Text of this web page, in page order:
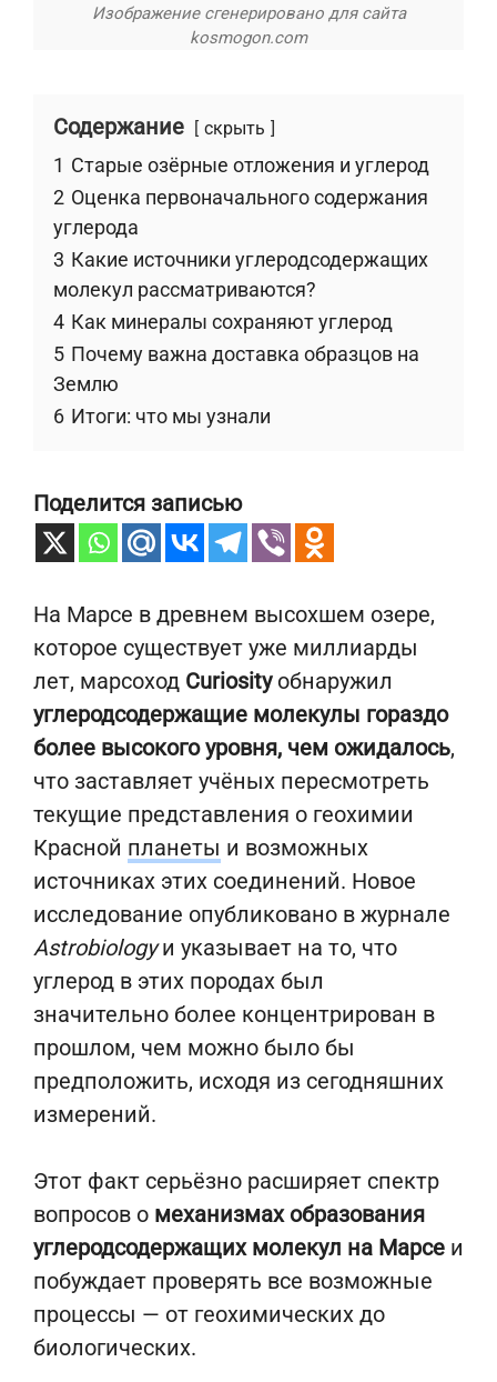
Изображение сгенерировано для сайта
kosmogon.com
Содержание скрыть
1 Старые озёрные отложения и углерод
2 Оценка первоначального содержания
углерода
3 Какие источники углеродсодержащих
молекул рассматриваются?
4 Как минералы сохраняют углерод
5 Почему важна доставка образцов на
Землю
6 Итоги: что мы узнали
Поделится записью
На Марсе в древнем высохшем озере,
которое существует уже миллиарды
лет, марсоход Curiosityобнаружил
углеродсодержащие молекулы гораздо
более высокого уровня, чем ожидалось,
что заставляет учёных пересмотреть
текущие представления о геохимии
Красной планеты и возможных
источниках этих соединений. Новое
исследование опубликовано в журнале
Astrobiologyи указывает на то, что
углерод в этих породах был
значительно более концентрирован в
прошлом, чем можно было бы
предположить, исходя из сегодняшних
измерений.
Этот факт серьёзно расширяет спектр
вопросов о механизмах образования
углеродсодержащих молекул на Марсе и
побуждает проверять все возможные
процессы — от геохимических до
биологических.